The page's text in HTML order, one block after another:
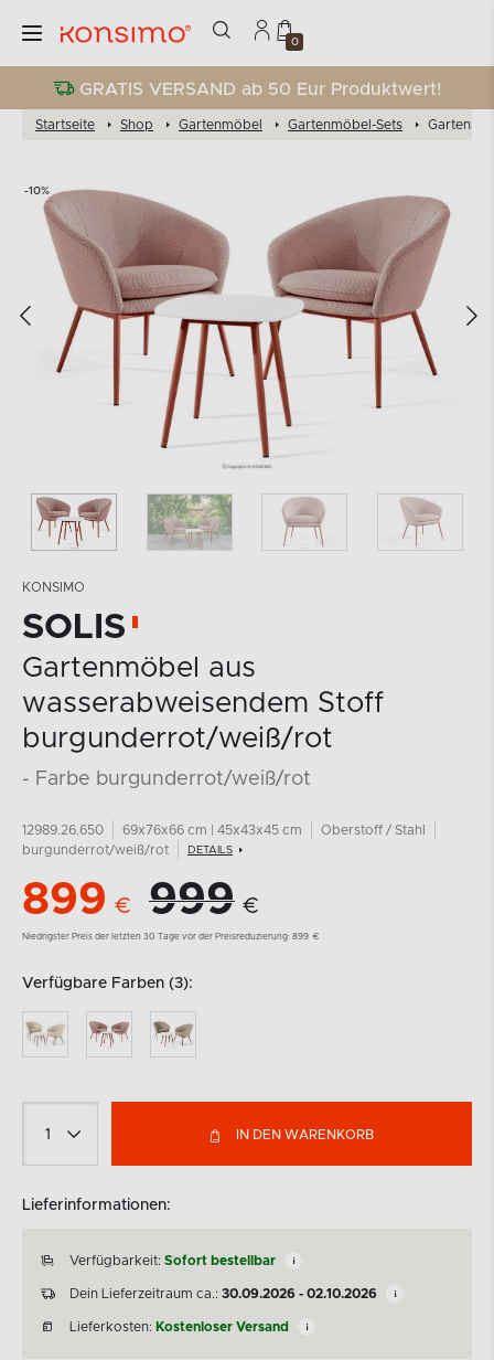
0
GRATIS VERSAND ab 50 Eur Produktwert!
Startseite Shop Gartenmöbel Gartenmöbel-Sets
-10%
KONSIMO
SOLIS
Gartenmöbel aus
wasserabweisendem Stoff
burgunderrot/weiß/rot
- Farbe burgunderrot/weiß/rot
12989.26.650 69x76x66 cm | 45x43x45 cm
Oberstoff / Stahl
burgunderrot/weiß/rot
DETAILS
899 € 999 €
Niedrigster Preis der letzten 30 Tage vor der Preisreduzierung: 899 €
Verfügbare Farben (3):
IN DEN WARENKORB
Lieferinformationen:
Verfügbarkeit: Sofort bestellbar
Dein Lieferzeitraum ca.: 30.09.2026 - 02.10.2026
Lieferkosten: Kostenloser Versand